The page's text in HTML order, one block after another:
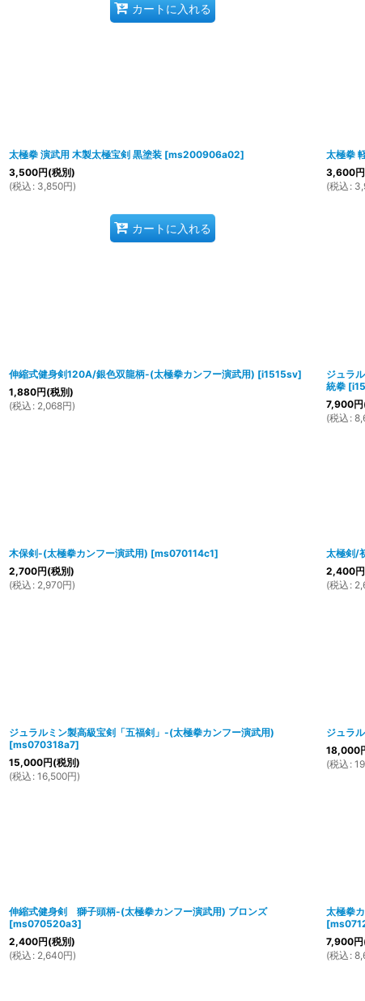
カートに入れる
太極拳 演武用 木製太極宝剣 黒塗装 [ms200906a02]
3,500円(税別)
(税込 : 3,850円)
カートに入れる
太極拳
3,600円
(税込 :
伸縮式健身剣120A/銀色双龍柄-(太極拳カンフー演武用) [i1515sv]
1,880円(税別)
(税込 : 2,068円)
ジュラ
統拳 [
7,900円
(税込 :
木保剣-(太極拳カンフー演武用) [ms070114c1]
2,700円(税別)
(税込 : 2,970円)
太極剣/
2,400円
(税込 :
ジュラルミン製高級宝剣「五福剣」-(太極拳カンフー演武用)
[ms070318a7]
15,000円(税別)
(税込 : 16,500円)
ジュラ
18,000
(税込 :
伸縮式健身剣 獅子頭柄-(太極拳カンフー演武用) ブロンズ
[ms070520a3]
2,400円(税別)
(税込 : 2,640円)
太極拳
[
7,900円
(税込 :